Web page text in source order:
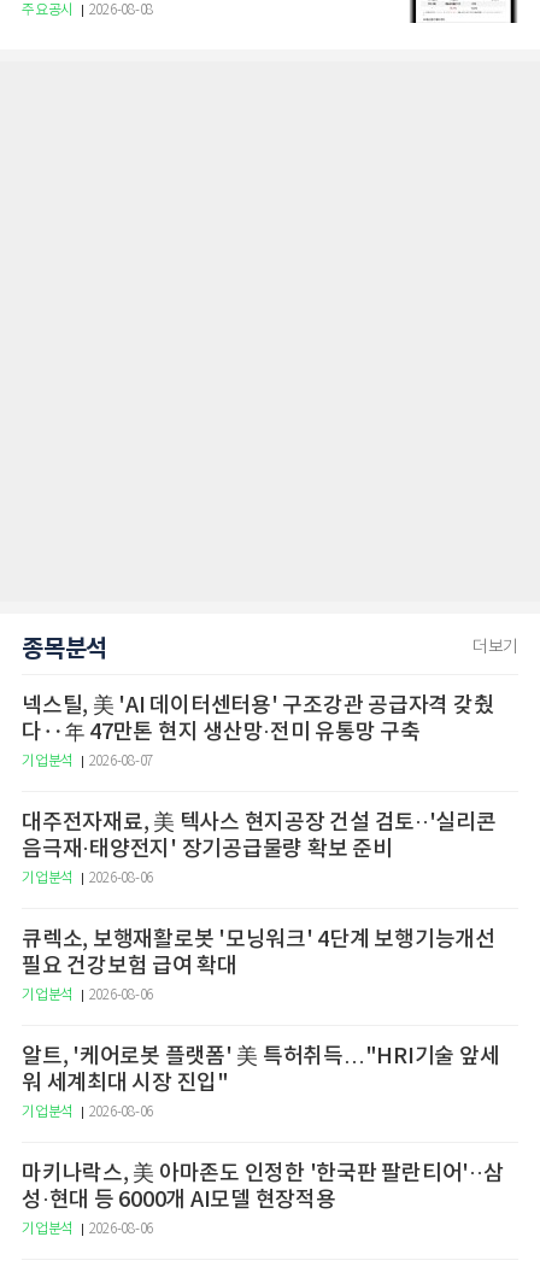
주요공시 2026-08-08
종목분석 더보기
넥스틸, 美 'AI 데이터센터용' 구조강관 공급자격 갖췄
다‥年 47만톤 현지 생산망·전미 유통망 구축
기업분석 2026-08-07
대주전자재료, 美 텍사스 현지공장 건설 검토··'실리콘
음극재·태양전지' 장기공급물량 확보 준비
기업분석 2026-08-06
큐렉소, 보행재활로봇 '모닝워크' 4단계 보행기능개선
필요 건강보험 급여 확대
기업분석 2026-08-06
알트, '케어로봇 플랫폼' 美 특허취득…"HRI기술 앞세
워 세계최대 시장 진입"
기업분석 2026-08-06
마키나락스, 美 아마존도 인정한 '한국판 팔란티어'··삼
성·현대 등 6000개 AI모델 현장적용
기업분석 2026-08-06